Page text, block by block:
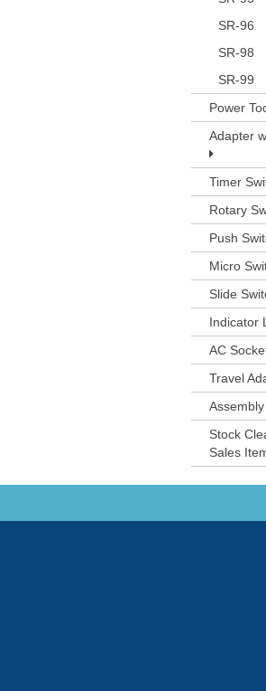
SR-96
SR-98
SR-99
Power
Adapter
Timer
Rotary
Push
Micro
Slide
Indicator
AC
Travel
Stock
Sales